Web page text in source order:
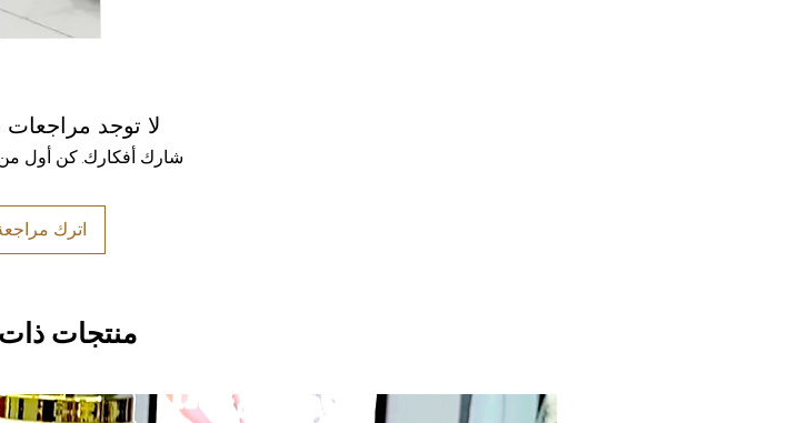
لا توجد مراجعات
شارك أفكارك. كن أول
اترك
منتجات